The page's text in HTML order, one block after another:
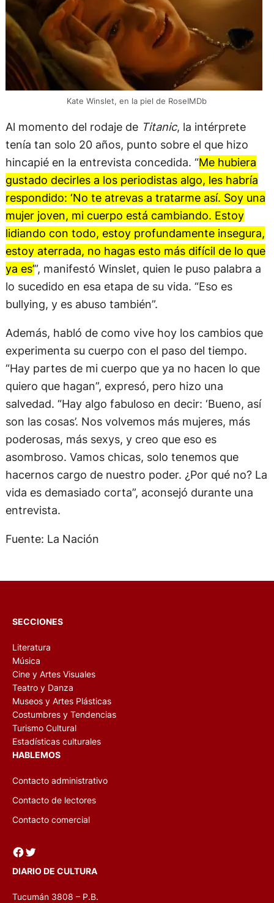
Kate Winslet, en la piel de RoseIMDb
Al momento del rodaje deTitanic, la intérprete
tenía tan solo 20 años, punto sobre el que hizo
hincapié en la entrevista concedida. “Me hubiera
gustado decirles a los periodistas algo, les habría
respondido: ‘No te atrevas a tratarme así. Soy una
mujer joven, mi cuerpo está cambiando. Estoy
lidiando con todo, estoy profundamente insegura,
estoy aterrada, no hagas esto más difícil de lo que
ya es’”, manifestó Winslet, quien le puso palabra a
lo sucedido en esa etapa de su vida. “Eso es
bullying, y es abuso también”.
Además, habló de como vive hoy los cambios que
experimenta su cuerpo con el paso del tiempo.
“Hay partes de mi cuerpo que ya no hacen lo que
quiero que hagan”, expresó, pero hizo una
salvedad. “Hay algo fabuloso en decir: ‘Bueno, así
son las cosas’. Nos volvemos más mujeres, más
poderosas, más sexys, y creo que eso es
asombroso. Vamos chicas, solo tenemos que
hacernos cargo de nuestro poder. ¿Por qué no? La
vida es demasiado corta”, aconsejó durante una
entrevista.
Fuente: La Nación
SECCIONES
Literatura
Música
Cine y Artes Visuales
Teatro y Danza
Museos y Artes Plásticas
Costumbres y Tendencias
Turismo Cultural
Estadísticas culturales
HABLEMOS
Contacto administrativo
Contacto de lectores
Contacto comercial
Facebook Twitter
DIARIO DE CULTURA
Tucumán 3808 – P.B.